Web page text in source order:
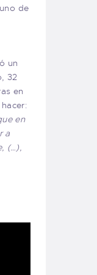
de
un
32
en
en
a
(…),